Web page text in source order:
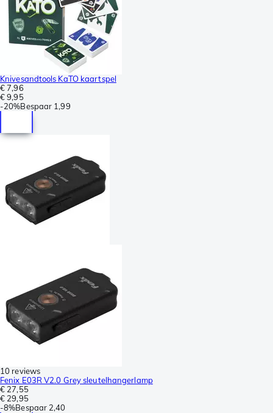
Knivesandtools KaTO kaartspel
€ 7,96
€ 9,95
-20%Bespaar 1,99
10 reviews
Fenix E03R V2.0 Grey sleutelhangerlamp
€ 27,55
€ 29,95
-8%Bespaar 2,40